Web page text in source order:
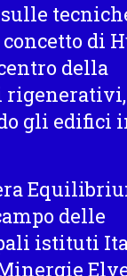
di
della
rigenerativi,
gli edifici
delle
istituti